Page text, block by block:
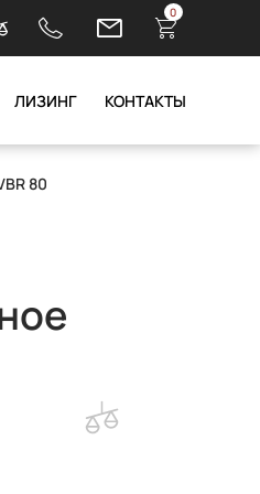
0
ЛИЗИНГ КОНТАКТЫ
80